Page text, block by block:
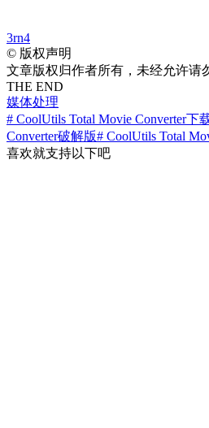
3rn4
© 版权声明
文章版权归作者所有，未经允许请
THE END
媒体处理
# CoolUtils Total Movie Converter下
Converter破解版# CoolUtils Total
喜欢就支持以下吧